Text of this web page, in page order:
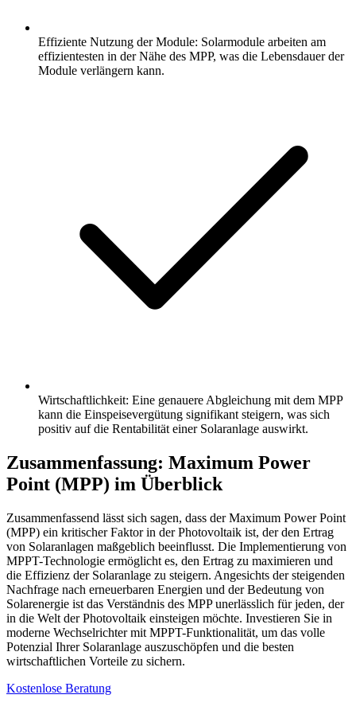
Effiziente Nutzung der Module: Solarmodule arbeiten am
effizientesten in der Nähe des MPP, was die Lebensdauer der
Module verlängern kann.
Wirtschaftlichkeit: Eine genauere Abgleichung mit dem MPP
kann die Einspeisevergütung signifikant steigern, was sich
positiv auf die Rentabilität einer Solaranlage auswirkt.
Zusammenfassung: Maximum Power
Point (MPP) im Überblick
Zusammenfassend lässt sich sagen, dass der Maximum Power Point
(MPP) ein kritischer Faktor in der Photovoltaik ist, der den Ertrag
von Solaranlagen maßgeblich beeinflusst. Die Implementierung von
MPPT-Technologie ermöglicht es, den Ertrag zu maximieren und
die Effizienz der Solaranlage zu steigern. Angesichts der steigenden
Nachfrage nach erneuerbaren Energien und der Bedeutung von
Solarenergie ist das Verständnis des MPP unerlässlich für jeden, der
in die Welt der Photovoltaik einsteigen möchte. Investieren Sie in
moderne Wechselrichter mit MPPT-Funktionalität, um das volle
Potenzial Ihrer Solaranlage auszuschöpfen und die besten
wirtschaftlichen Vorteile zu sichern.
Kostenlose Beratung